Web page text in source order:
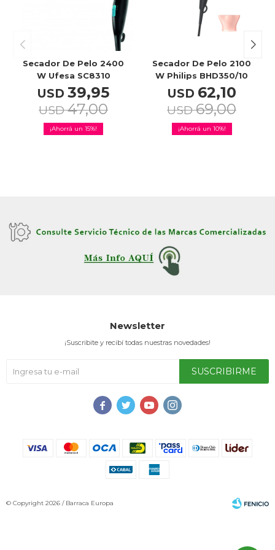
Secador De Pelo 2400
W Ufesa SC8310
USD 39,95
USD 47,00
15
Secador De Pelo 2100
W Philips BHD350/10
USD 62,10
USD 69,00
10
Newsletter
¡Suscribite y recibí todas nuestras novedades!
SUSCRIBIRME
   
© Copyright 2026 / Barraca Europa
Celulares
Outlet
Mis pedidos
Local